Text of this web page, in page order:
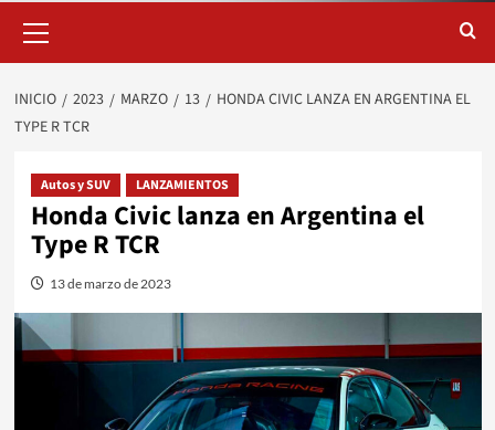
primario
INICIO 2023 MARZO 13
HONDA CIVIC LANZA EN ARGENTINA EL
TYPE R TCR
Autos y SUV LANZAMIENTOS
Honda Civic lanza en Argentina el
Type R TCR
13 de marzo de 2023